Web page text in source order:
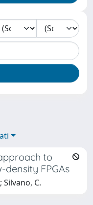
to
density FPGAs
Silvano, C.